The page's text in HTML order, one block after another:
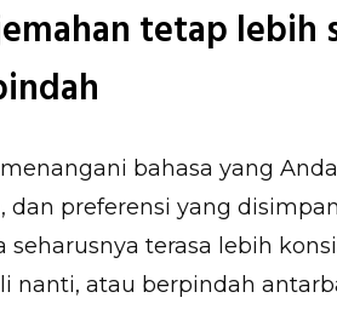
tetap lebih
bahasa yang
preferensi yang
terasa lebih
nanti, atau berpindah